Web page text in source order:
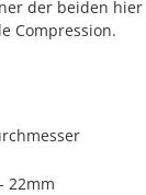
der beiden
Compression.
22mm